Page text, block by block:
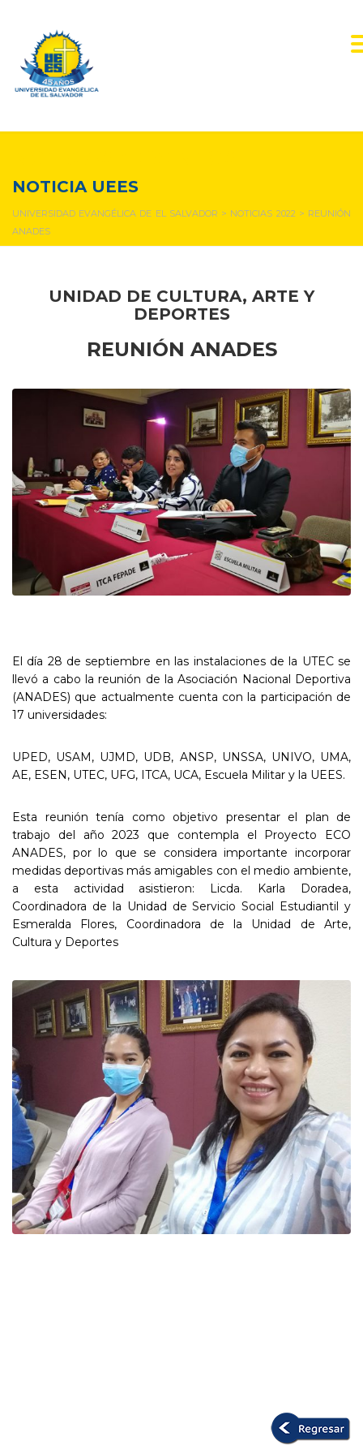
NOTICIA UEES
UNIVERSIDAD EVANGÉLICA DE EL SALVADOR > NOTICIAS 2022> REUNIÓN
ANADES
UNIDAD DE CULTURA, ARTE Y
DEPORTES
REUNIÓN ANADES
El día 28 de septiembre en las instalaciones de la UTEC se
llevó a cabo la reunión de la Asociación Nacional Deportiva
(ANADES) que actualmente cuenta con la participación de
17 universidades:
UPED, USAM, UJMD, UDB, ANSP, UNSSA, UNIVO, UMA,
AE, ESEN, UTEC, UFG, ITCA, UCA, Escuela Militar y la UEES.
Esta reunión tenía como objetivo presentar el plan de
trabajo del año 2023 que contempla el Proyecto ECO
ANADES, por lo que se considera importante incorporar
medidas deportivas más amigables con el medio ambiente,
a esta actividad asistieron: Licda. Karla Doradea,
Coordinadora de la Unidad de Servicio Social Estudiantil y
Esmeralda Flores, Coordinadora de la Unidad de Arte,
Cultura y Deportes